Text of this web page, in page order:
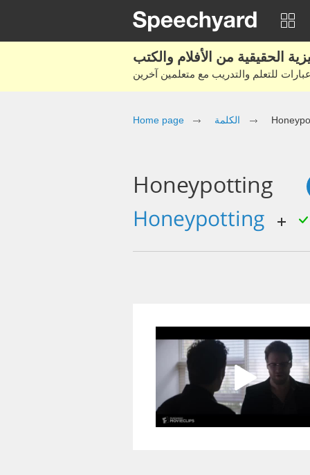
Home page الكلمة
Honeypotting
honeypotting